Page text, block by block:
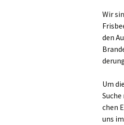
Wir
den
Um
chen
uns